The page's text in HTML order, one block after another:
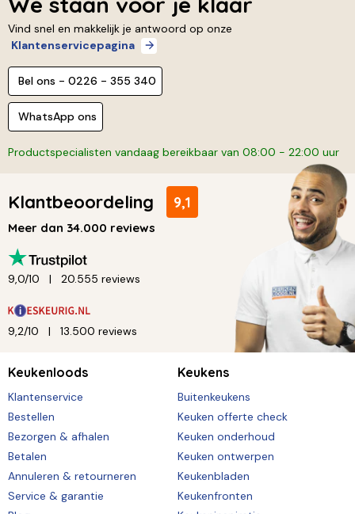
Vind snel en makkelijk je antwoord op onze
Klantenservicepagina
Bel ons - 0226 - 355 340
WhatsApp ons
Productspecialisten vandaag bereikbaar van 08:00 - 22:00 uur
Klantbeoordeling 9,1
Meer dan 34.000 reviews
9,0/10 20.555 reviews
9,2/10 13.500 reviews
Keukenloods
Klantenservice
Bestellen
Bezorgen & afhalen
Betalen
Annuleren & retourneren
Service & garantie
Keukens
Buitenkeukens
Keuken offerte check
Keuken onderhoud
Keuken ontwerpen
Keukenbladen
Keukenfronten